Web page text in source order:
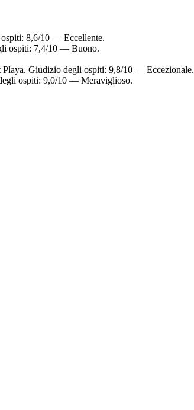
8,6/10 — Eccellente.
ospiti: 7,4/10 — Buono.
Giudizio degli ospiti: 9,8/10 — Eccezionale.
ospiti: 9,0/10 — Meraviglioso.